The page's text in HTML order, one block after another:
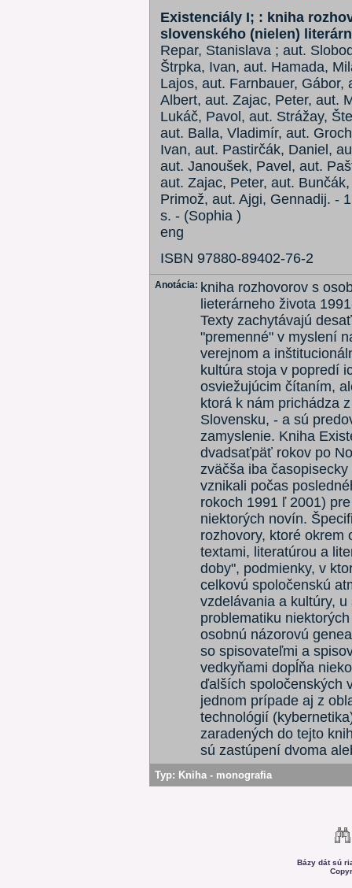
Existenciály I; : kniha
slovenského (nielen)
Repar, Stanislava ; aut.
Štrpka, Ivan, aut. Hamada,
Lajos, aut. Farnbauer,
Albert, aut. Zajac, Peter, aut.
Lukáč, Pavol, aut. Strážay,
aut. Balla, Vladimír, aut.
Ivan, aut. Pastirčák, Daniel,
aut. Janoušek, Pavel, aut.
aut. Zajac, Peter, aut.
Primož, aut. Ajgi, Gennadij. -
s. - (Sophia )
eng
ISBN 97880-89402-76-2
Anotácia: kniha rozhovorov s
lieterárneho života
Texty zachytávajú
"premenné" v myslení
verejnom a
kultúra stoja v popredí
osviežujúcim čítaním,
ktorá k nám prichádza
Slovensku, - a sú
zamyslenie. Kniha
dvadsaťpäť rokov po
zväčša iba
vznikali počas
rokoch 1991 ľ 2001)
niektorých novín.
rozhovory, ktoré okrem
textami, literatúrou a
doby", podmienky, v
celkovú spoločenskú
vzdelávania a kultúry,
problematiku
osobnú názorovú
so spisovateľmi a
vedkyňami dopĺňa
ďalších spoločenských
jednom prípade aj z
technológií
zaradených do tejto
sú zastúpení dvoma
Typ: Kniha - monografia
Bázy dát sú